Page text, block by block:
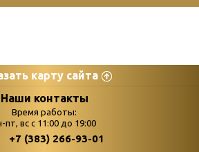
карту сайта
поступлений
Наши контакты
Время работы:
пт, вс с 11:00 до 19:00
+7 (383) 266-93-01